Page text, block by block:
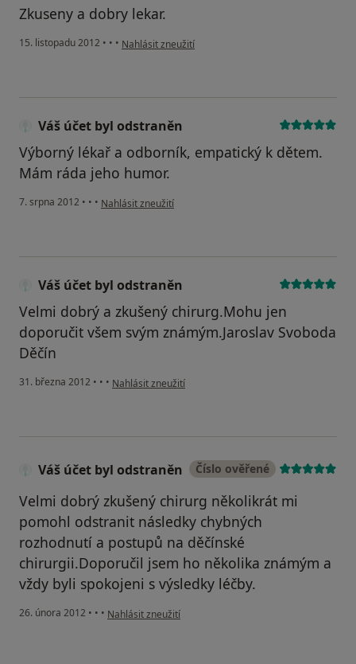
Zkuseny a dobry lekar.
15. listopadu 2012 • • • podle názoru uživatele Jana17
Nahlásit zneužití
Váš účet byl odstraněn
Výborný lékař a odborník, empatický k dětem.
Mám ráda jeho humor.
7. srpna 2012 • • • podle názoru uživatele Váš účet byl odstraněn
Nahlásit zneužití
Váš účet byl odstraněn
Velmi dobrý a zkušený chirurg.Mohu jen
doporučit všem svým známým.Jaroslav Svoboda
Děčín
31. března 2012 • • • podle názoru uživatele Váš účet byl odstraněn
Nahlásit zneužití
Váš účet byl odstraněn Číslo ověřené
Velmi dobrý zkušený chirurg několikrát mi
pomohl odstranit následky chybných
rozhodnutí a postupů na děčínské
chirurgii.Doporučil jsem ho několika známým a
vždy byli spokojeni s výsledky léčby.
26. února 2012 • • • podle názoru uživatele Váš účet byl odstraněn
Nahlásit zneužití